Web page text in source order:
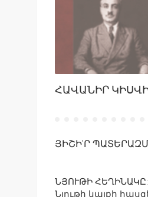
ՀԱՎԱՆԻՐ
ՅԻՇԻ′Ր
ՆՅՈՒԹԻ ՀԵՂԻՆԱԿԸ:
Նյութի կայքի